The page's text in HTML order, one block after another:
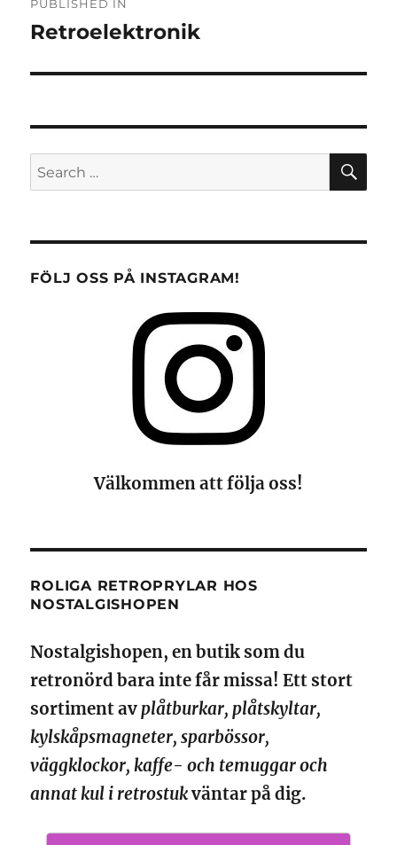
navigation
PUBLISHED IN
Retroelektronik
Search
for:
FÖLJ OSS PÅ INSTAGRAM!
Välkommen att följa oss!
ROLIGA RETROPRYLAR HOS
NOSTALGISHOPEN
Nostalgishopen, en butik som du
retronörd bara inte får missa! Ett stort
sortiment avplåtburkar, plåtskyltar,
kylskåpsmagneter, sparbössor,
väggklockor, kaffe- och temuggar och
annat kul i retrostukväntar på dig.